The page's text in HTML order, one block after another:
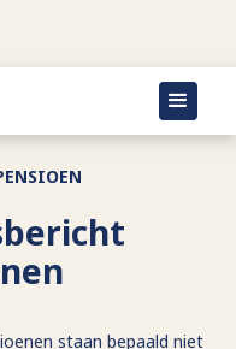
staan bepaald niet